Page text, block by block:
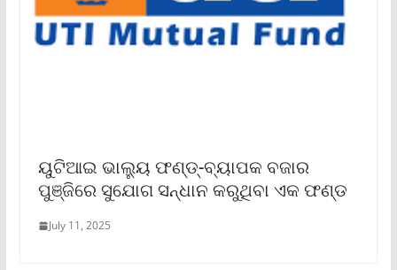
ୟୁଟିଆଇ ଭାଲ୍ୟୁ ଫଣ୍ଡ୍‌-ବ୍ୟାପକ ବଜାର
ପୁଞ୍ଜିରେ ସୁଯୋଗ ସନ୍ଧାନ କରୁଥିବା ଏକ ଫଣ୍ଡ
July 11, 2025